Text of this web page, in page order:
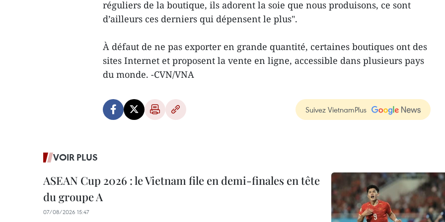
réguliers de la boutique, ils adorent la soie que nous produisons, ce sont
d’ailleurs ces derniers qui dépensent le plus".
À défaut de ne pas exporter en grande quantité, certaines boutiques ont des
sites Internet et proposent la vente en ligne, accessible dans plusieurs pays
du monde. -CVN/VNA
Suivez VietnamPlus
VOIR PLUS
ASEAN Cup 2026 : le Vietnam file en demi-finales en tête
du groupe A
07/08/2026 15:47